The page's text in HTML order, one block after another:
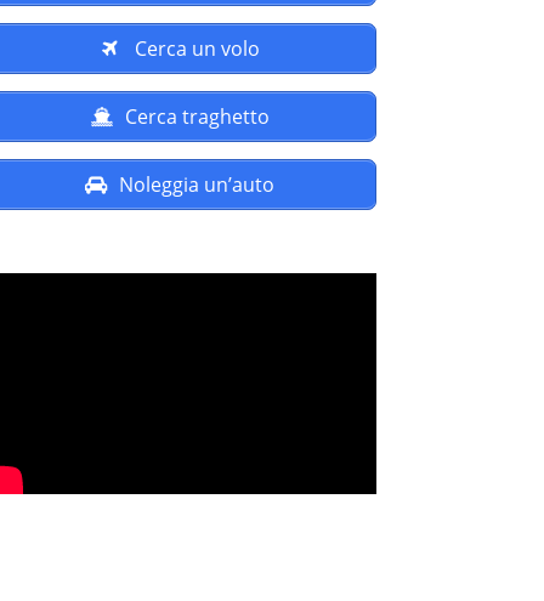
Cerca un volo
Cerca traghetto
Noleggia un’auto